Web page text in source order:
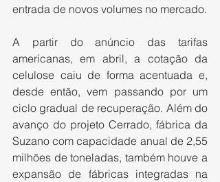
entrada de novos volumes no mercado.
A partir do anúncio das tarifas
americanas, em abril, a cotação da
celulose caiu de forma acentuada e,
desde então, vem passando por um
ciclo gradual de recuperação. Além do
avanço do projeto Cerrado, fábrica da
Suzano com capacidade anual de 2,55
milhões de toneladas, também houve a
expansão de fábricas integradas na